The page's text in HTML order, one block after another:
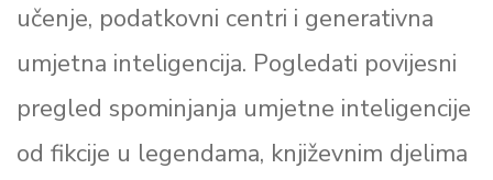
učenje, podatkovni centri i generativna
umjetna inteligencija. Pogledati povijesni
pregled spominjanja umjetne inteligencije
od fikcije u legendama, književnim djelima